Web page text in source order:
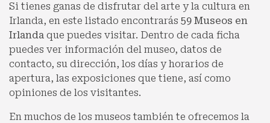
Si tienes ganas de disfrutar del arte y la cultura en
Irlanda, en este listado encontrarás 59 Museos en
Irlanda que puedes visitar. Dentro de cada ficha
puedes ver información del museo, datos de
contacto, su dirección, los días y horarios de
apertura, las exposiciones que tiene, así como
opiniones de los visitantes.
En muchos de los museos también te ofrecemos la